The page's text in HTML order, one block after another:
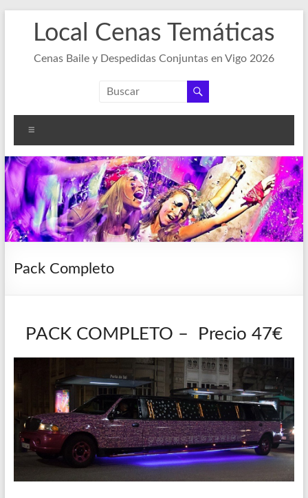
contenidoLocal Cenas Temáticas
Cenas Baile y Despedidas Conjuntas en Vigo 2026
Pack Completo
PACK COMPLETO – Precio 47€